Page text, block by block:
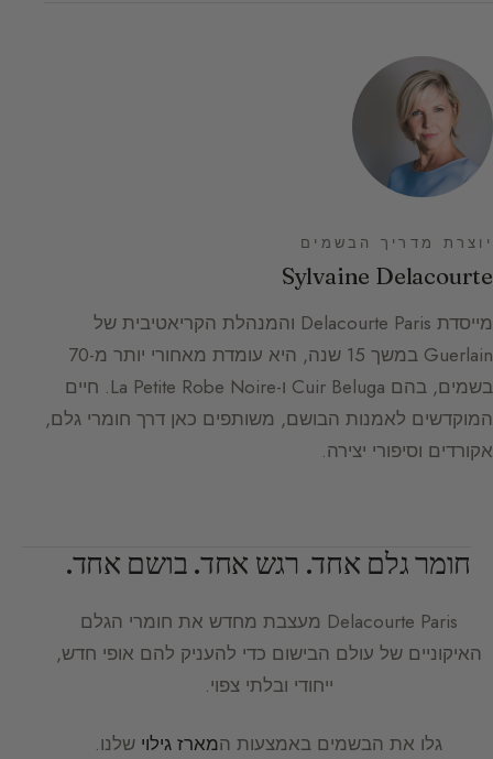
יוצרת מדריך הבשמים
Sylvaine Delacourte
מייסדת Delacourte Paris והמנהלת הקריאטיבית של
Guerlain במשך 15 שנה, היא עומדת מאחורי יותר מ-70
בשמים, בהם Cuir Beluga ו-La Petite Robe Noire. חיים
המוקדשים לאמנות הבושם, משותפים כאן דרך חומרי גלם,
אקורדים וסיפורי יצירה.
חומר גלם אחד. רגש אחד. בושם אחד.
Delacourte Paris מעצבת מחדש את חומרי הגלם
האיקוניים של עולם הבישום כדי להעניק להם אופי חדש,
ייחודי ובלתי צפוי.
גלו את הבשמים באמצעות המארז גילוי שלנו.